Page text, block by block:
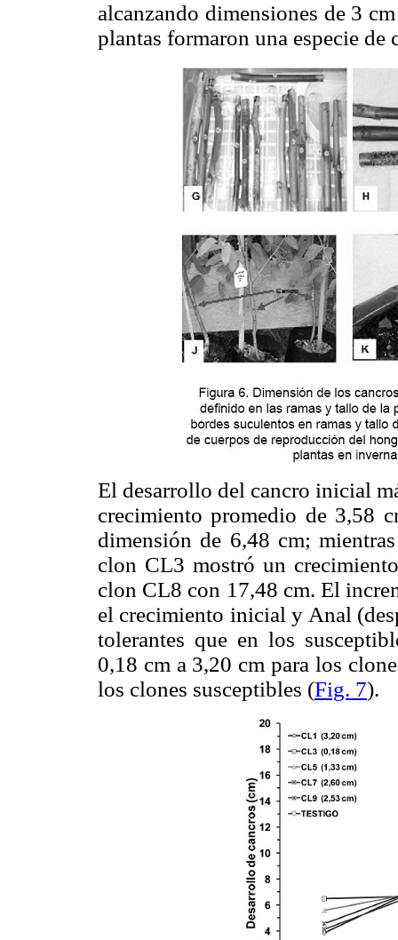
alcanzando dimensiones de 3
plantas formaron una especie de
El desarrollo del cancro inicial
crecimiento promedio de 3,58
dimensión de 6,48 cm;
clon CL3 mostró un
clon CL8 con 17,48 cm. El
el crecimiento inicial y Anal
tolerantes que en los
0,18 cm a 3,20 cm para los
los clones susceptibles (Fig. 7).